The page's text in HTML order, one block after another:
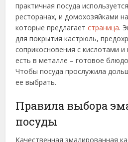
практичная посуда
ресторанах, и домохозяйками
которые предлагаетстраница.
для покрытия кастрюль,
соприкосновения с кислотами
есть в металле – готовое
Чтобы посуда прослужила
ее выбрать.
Правила выбора
посуды
Качественная эмалированная